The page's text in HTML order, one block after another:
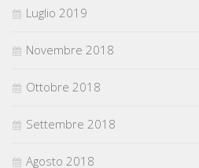
Luglio 2019
Novembre 2018
Ottobre 2018
Settembre 2018
Agosto 2018